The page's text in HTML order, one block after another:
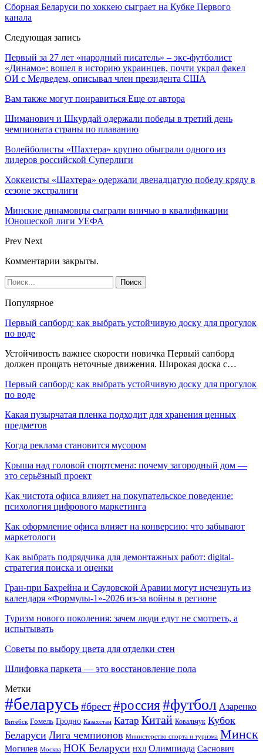
Сборная Беларуси по хоккею сыграет на Кубке Первого
канала
Следующая запись
Первый за 27 лет «народный писатель» – экс-футболист
«Динамо»: вошел в историю украинцев, почти украл факел
ОИ с Медведем, описывал член президента США
Вам также могут понравиться Еще от автора
Шиманович и Шкурдай одержали победы в третий день
чемпионата страны по плаванию
Волейболисты «Шахтера» крупно обыграли одного из
лидеров российской Суперлиги
Хоккеисты «Шахтера» одержали двенадцатую победу кряду в
сезоне экстралиги
Минские динамовцы сыграли вничью в квалификации
Юношеской лиги УЕФА
Prev Next
Комментарии закрыты.
Популярное
Первый сапборд: как выбрать устойчивую доску для прогулок
по воде
Устойчивость важнее скорости новичка Первый сапборд
должен прощать неточные движения. Широкая доска с…
Первый сапборд: как выбрать устойчивую доску для прогулок
по воде
Какая пузырчатая пленка подходит для хранения ценных
предметов
Когда реклама становится мусором
Крыша над головой спортсмена: почему загородный дом —
это серьёзный проект
Как чистота офиса влияет на покупательское поведение:
психология цифрового маркетинга
Как оформление офиса влияет на конверсию: что забывают
маркетологи
Как выбрать подрядчика для демонтажных работ: digital-
стратегия поиска и оценки
Гран-при Бахрейна и Саудовской Аравии могут исчезнуть из
календаря «Формулы-1»-2026 из-за войны в регионе
Туризм нового поколения: зачем люди едут не смотреть, а
испытывать
Советы по выбору цвета для отделки стен
Шлифовка паркета — это восстановление пола
Метки
#беларусь #брест #россия#футбол Азаренко
Витебск Гомель Гродно Казахстан Катар Китай Ковальчук Кубок
Беларуси Лига чемпионов Министерство спорта и туризма Минск
Могилев Москва НОК Беларуси НХЛ Олимпиада Саснович